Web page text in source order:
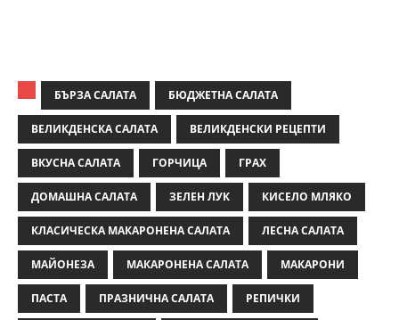
БЪРЗА САЛАТА БЮДЖЕТНА САЛАТА
ВЕЛИКДЕНСКА САЛАТА ВЕЛИКДЕНСКИ РЕЦЕПТИ
ВКУСНА САЛАТА ГОРЧИЦА ГРАХ
ДОМАШНА САЛАТА ЗЕЛЕН ЛУК КИСЕЛО МЛЯКО
КЛАСИЧЕСКА МАКАРОНЕНА САЛАТА ЛЕСНА САЛАТА
МАЙОНЕЗА МАКАРОНЕНА САЛАТА МАКАРОНИ
ПАСТА ПРАЗНИЧНА САЛАТА РЕПИЧКИ